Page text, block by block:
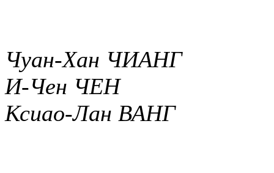
Чуан-Хан ЧИАНГ
И-Чен ЧЕН
Ксиао-Лан ВАНГ